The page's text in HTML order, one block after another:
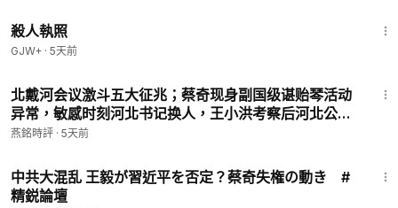
殺人執照
GJW+ · 5天前
北戴河会议激斗五大征兆；蔡奇现身副国级谌贻琴活动
异常，敏感时刻河北书记换人，王小洪考察后河北公安
厅常务副厅长调离……【#燕铭论政-415】
燕銘時評 · 5天前
中共大混乱 王毅が習近平を否定？蔡奇失権の動き #
精鋭論壇